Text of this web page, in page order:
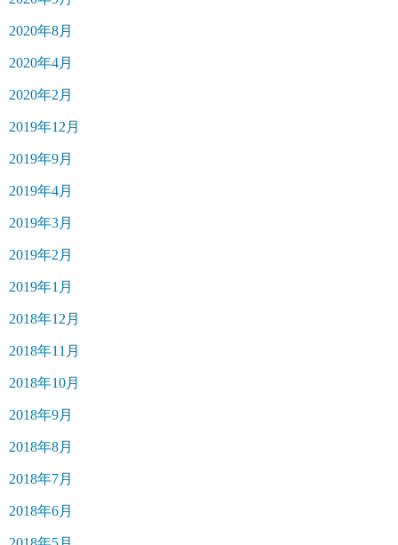
2020年8月
2020年4月
2020年2月
2019年12月
2019年9月
2019年4月
2019年3月
2019年2月
2019年1月
2018年12月
2018年11月
2018年10月
2018年9月
2018年8月
2018年7月
2018年6月